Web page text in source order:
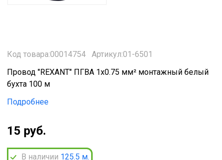
Код товара:00014754
Артикул:01-6501
Провод "REXANT" ПГВА 1х0.75 мм² монтажный белый
бухта 100 м
Подробнее
15 руб.
В наличии 125.5 м.